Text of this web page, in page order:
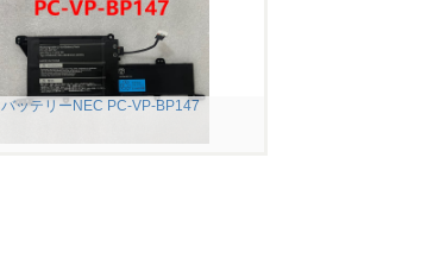
バッテリーNEC PC-VP-BP147